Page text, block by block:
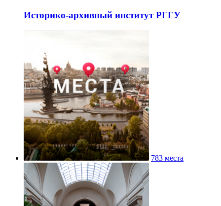
Историко-архивный институт РГГУ
783 места